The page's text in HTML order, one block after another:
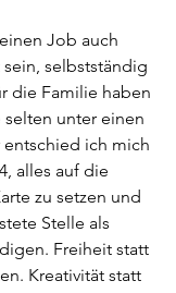
Job auch
selbstständig
die Familie haben
unter einen
ich mich
alles auf die
zu setzen und
Stelle als
Freiheit statt
Kreativität statt